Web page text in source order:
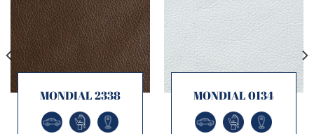
MONDIAL 2338 MONDIAL 0134